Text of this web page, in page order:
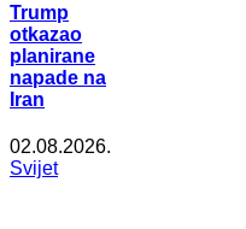
Trump
otkazao
planirane
napade na
Iran
02.08.2026.
Svijet